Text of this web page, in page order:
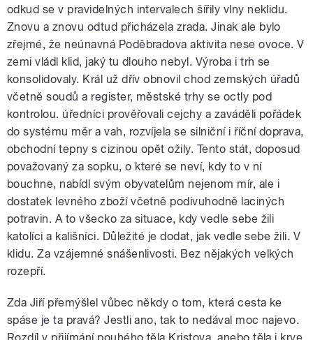
odkud se v pravidelných intervalech šířily vlny neklidu.
Znovu a znovu odtud přicházela zrada. Jinak ale bylo
zřejmé, že neúnavná Poděbradova aktivita nese ovoce. V
zemi vládl klid, jaký tu dlouho nebyl. Výroba i trh se
konsolidovaly. Král už dřív obnovil chod zemských úřadů
včetně soudů a register, městské trhy se octly pod
kontrolou. úředníci prověřovali cejchy a zaváděli pořádek
do systému měr a vah, rozvíjela se silniční i říční doprava,
obchodní tepny s cizinou opět ožily. Tento stát, doposud
považovaný za sopku, o které se neví, kdy to v ní
bouchne, nabídl svým obyvatelům nejenom mír, ale i
dostatek levného zboží včetně podivuhodně laciných
potravin. A to všecko za situace, kdy vedle sebe žili
katolíci a kališníci. Důležité je dodat, jak vedle sebe žili. V
klidu. Za vzájemné snášenlivosti. Bez nějakých velkých
rozepří.
Zda Jiří přemýšlel vůbec někdy o tom, která cesta ke
spáse je ta pravá? Jestli ano, tak to nedával moc najevo.